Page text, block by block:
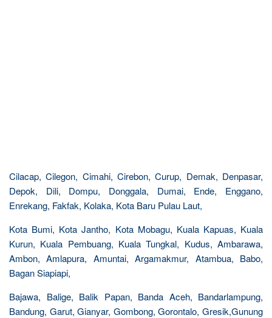
Cilacap, Cilegon, Cimahi, Cirebon, Curup, Demak, Denpasar,
Depok, Dili, Dompu, Donggala, Dumai, Ende, Enggano,
Enrekang, Fakfak, Kolaka, Kota Baru Pulau Laut,
Kota Bumi, Kota Jantho, Kota Mobagu, Kuala Kapuas, Kuala
Kurun, Kuala Pembuang, Kuala Tungkal, Kudus, Ambarawa,
Ambon, Amlapura, Amuntai, Argamakmur, Atambua, Babo,
Bagan Siapiapi,
Bajawa, Balige, Balik Papan, Banda Aceh, Bandarlampung,
Bandung, Garut, Gianyar, Gombong, Gorontalo, Gresik,Gunung